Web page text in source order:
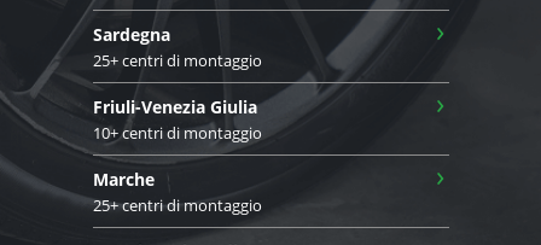
Sardegna
25+ centri di montaggio
›
Friuli-Venezia Giulia
10+ centri di montaggio
›
Marche
25+ centri di montaggio
›